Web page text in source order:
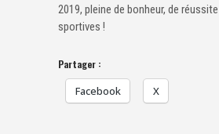
2019, pleine de bonheur, de
sportives !
Partager :
Facebook X